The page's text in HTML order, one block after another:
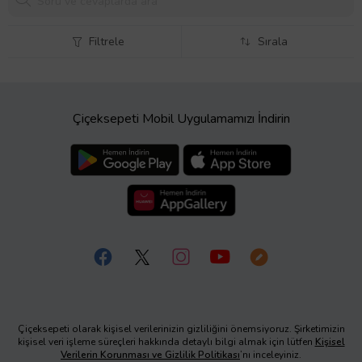
Filtrele Sırala
Çiçeksepeti Mobil Uygulamamızı İndirin
Çiçeksepeti olarak kişisel verilerinizin gizliliğini önemsiyoruz. Şirketimizin
kişisel veri işleme süreçleri hakkında detaylı bilgi almak için lütfen Kişisel
Verilerin Korunması ve Gizlilik Politikası’nı inceleyiniz.